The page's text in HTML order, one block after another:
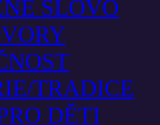
SLOVO
TRADICE
DĚTI